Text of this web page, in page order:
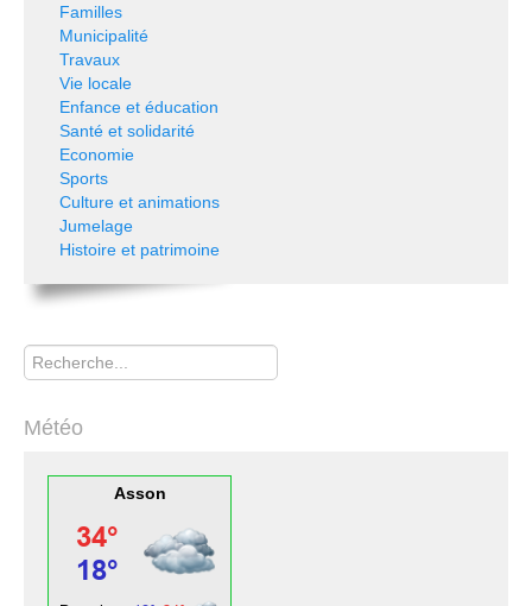
Familles
Municipalité
Travaux
Vie locale
Enfance et éducation
Santé et solidarité
Economie
Sports
Culture et animations
Jumelage
Histoire et patrimoine
Rechercher
Météo
Asson